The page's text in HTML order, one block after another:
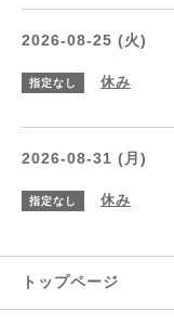
2026-08-25 (火)
指定なし 休み
2026-08-31 (月)
指定なし 休み
トップページ